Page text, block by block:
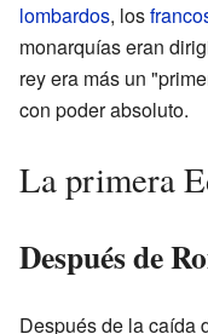
lombardos, los
monarquías eran
rey era más un
con poder absoluto.
La primera
Después de
Después de la caída